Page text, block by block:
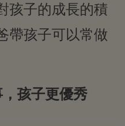
孩子的成長的積
帶孩子可以常做
孩子更優秀